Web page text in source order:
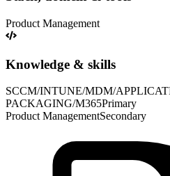
Product Management
Knowledge & skills
SCCM/INTUNE/MDM/
PACKAGING/M365Primary
Product ManagementSecondary